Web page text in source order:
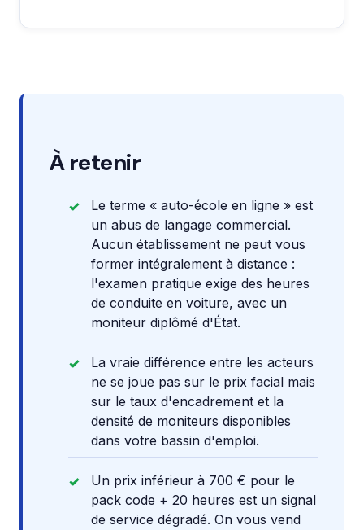
À retenir
Le terme « auto-école en ligne » est
un abus de langage commercial.
Aucun établissement ne peut vous
former intégralement à distance :
l'examen pratique exige des heures
de conduite en voiture, avec un
moniteur diplômé d'État.
La vraie différence entre les acteurs
ne se joue pas sur le prix facial mais
sur le taux d'encadrement et la
densité de moniteurs disponibles
dans votre bassin d'emploi.
Un prix inférieur à 700 € pour le
pack code + 20 heures est un signal
de service dégradé. On vous vend